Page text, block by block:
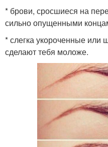
* брови, сросшиеся на
сильно опущенными
* слегка укороченные или
сделают тебя моложе.